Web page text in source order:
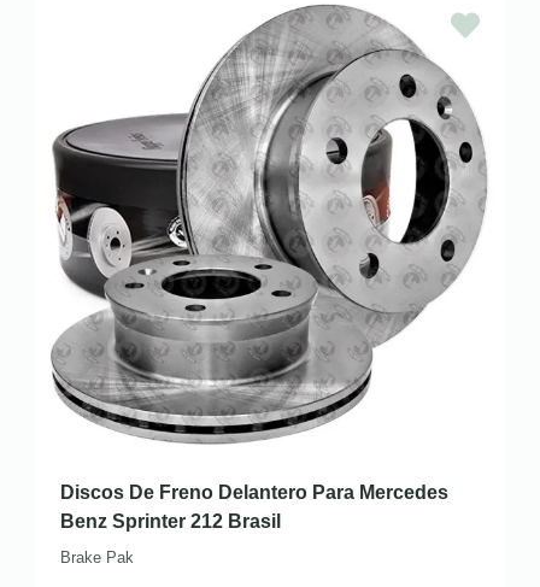
Discos De Freno Delantero Para Mercedes
Benz Sprinter 212 Brasil
Brake Pak